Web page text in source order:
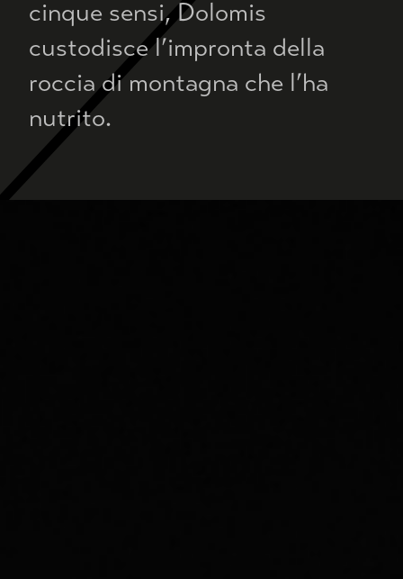
cinque sensi, Dolomis
custodisce l’impronta della
roccia di montagna che l’ha
nutrito.